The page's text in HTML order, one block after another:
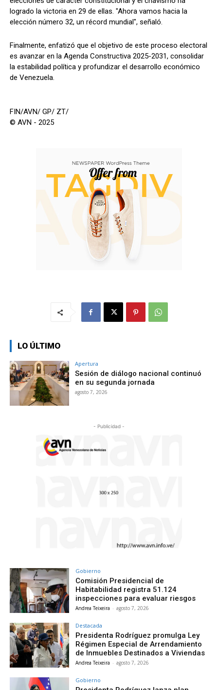
logrado la victoria en 29 de ellas. "Ahora vamos hacia la
elección número 32, un récord mundial", señaló.
Finalmente, enfatizó que el objetivo de este proceso electoral
es avanzar en la Agenda Constructiva 2025-2031, consolidar
la estabilidad política y profundizar el desarrollo económico
de Venezuela.
FIN/AVN/ GP/ ZT/
© AVN - 2025
LO ÚLTIMO
Apertura
Sesión de diálogo nacional continuó
en su segunda jornada
agosto 7, 2026
- Publicidad -
Gobierno
Comisión Presidencial de
Habitabilidad registra 51.124
inspecciones para evaluar riesgos
Andrea Teixeira - agosto 7, 2026
Destacada
Presidenta Rodríguez promulga Ley
Régimen Especial de Arrendamiento
de Inmuebles Destinados a Viviendas
Andrea Teixeira - agosto 7, 2026
Gobierno